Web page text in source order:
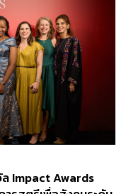
ล Impact Awards